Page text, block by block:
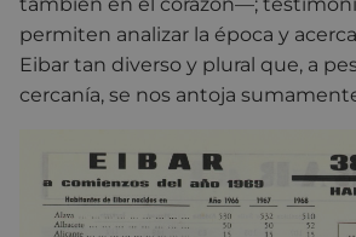
también en el corazón—;
permiten analizar la época y
Eibar tan diverso y plural que, a
cercanía, se nos antoja